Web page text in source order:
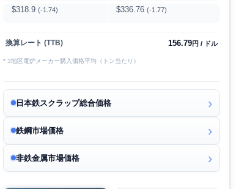
$318.9 (-1.74) $336.76 (-1.77)
換算レート (TTB) 156.79円 / ドル
* 3地区電炉メーカー購入価格平均（トン当たり）
日本鉄スクラップ総合価格
鉄鋼市場価格
非鉄金属市場価格